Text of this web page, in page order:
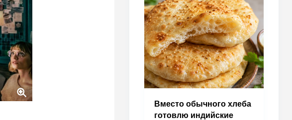
Вместо обычного хлеба
готовлю индийские